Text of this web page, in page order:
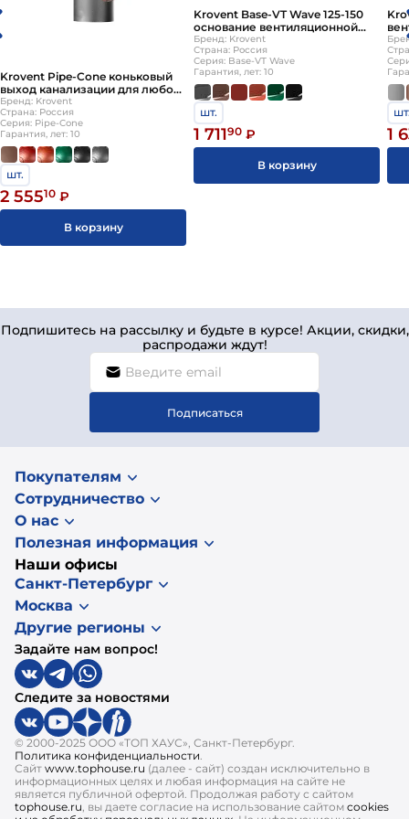
(812) 244-95-40
Krovent Pipe-Cone коньковый
выход канализации для любого
вида кровли
Бренд: Krovent
Страна: Россия
Серия: Pipe-Cone
Гарантия, лет: 10
шт.
2 55510 ₽
В корзину
Krovent Base-VT Wave 125-150
основание вентиляционной
трубы для металлочерепицы
Монтеррей (на готовую
кровлю)
Бренд: Krovent
Страна: Россия
Серия: Base-VT Wave
Гарантия, лет: 10
шт.
1 71190 ₽
В корзину
1
Подпишитесь на рассылку и будьте в курсе! Акции, скидки,
распродажи ждут!
Подписаться
Покупателям
Сотрудничество
О нас
Полезная информация
Наши офисы
Санкт-Петербург
Москва
Другие регионы
Задайте нам вопрос!
Следите за новостями
© 2000-2025 ООО «ТОП ХАУС», Санкт-Петербург.
Политика конфиденциальности.
Сайт www.tophouse.ru (далее - сайт) создан исключительно в
информационных целях и любая информация на сайте не
является публичной офертой. Продолжая работу с сайтом
tophouse.ru, вы даете согласие на использование сайтом cookies